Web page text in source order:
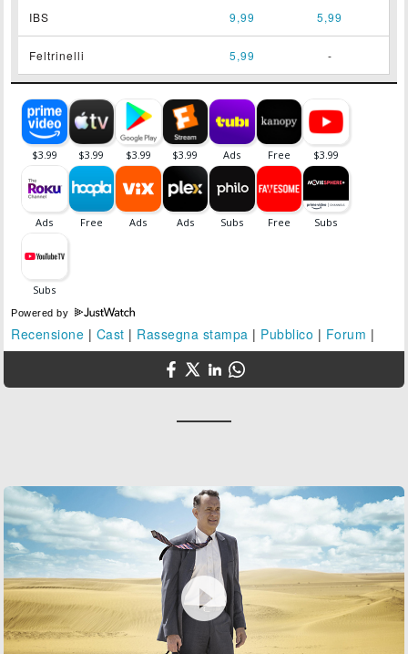
IBS 9,99 5,99
Feltrinelli 5,99 -
Powered by
Recensione | Cast | Rassegna stampa | Pubblico | Forum |
